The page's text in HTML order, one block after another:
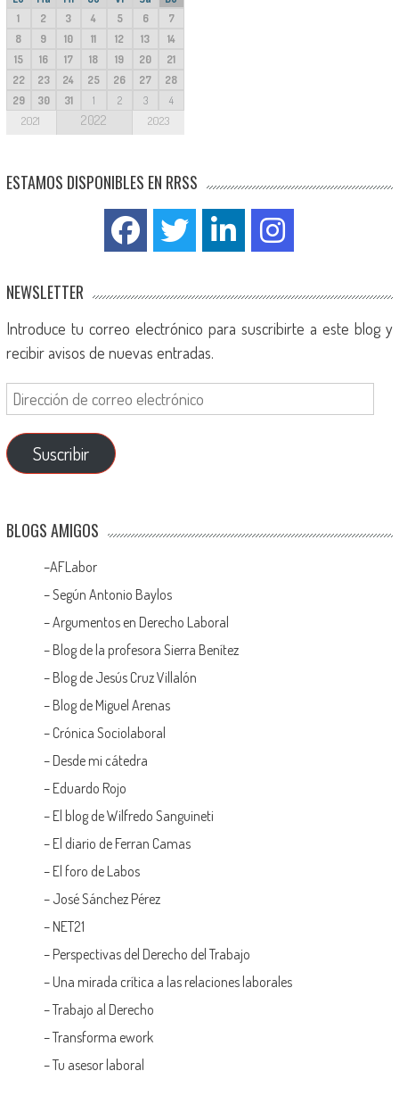
1
2 3 4 5 6
7
8
9 10 11 12 13
14
15
16 17 18 19 20
21
22
23 24 25 26 27
28
29
30 31 1 2 3 4
2021 2022 2023
ESTAMOS DISPONIBLES EN RRSS
NEWSLETTER
Introduce tu correo electrónico para suscribirte a este blog y
recibir avisos de nuevas entradas.
Suscribir
BLOGS AMIGOS
–AFLabor
– Según Antonio Baylos
–Argumentos en Derecho Laboral
– Blog de la profesora Sierra Benítez
– Blog de Jesús Cruz Villalón
– Blog de Miguel Arenas
– Crónica Sociolaboral
– Desde mi cátedra
– Eduardo Rojo
– El blog de Wilfredo Sanguineti
– El diario de Ferran Camas
– El foro de Labos
– José Sánchez Pérez
– NET21
– Perspectivas del Derecho del Trabajo
– Una mirada crítica a las relaciones laborales
–Trabajo al Derecho
–Transforma ework
–Tu asesor laboral